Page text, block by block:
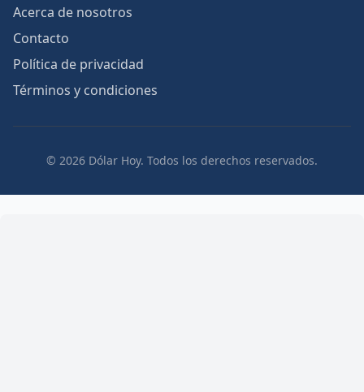
Acerca de nosotros
Contacto
Política de privacidad
Términos y condiciones
© 2026 Dólar Hoy. Todos los derechos reservados.